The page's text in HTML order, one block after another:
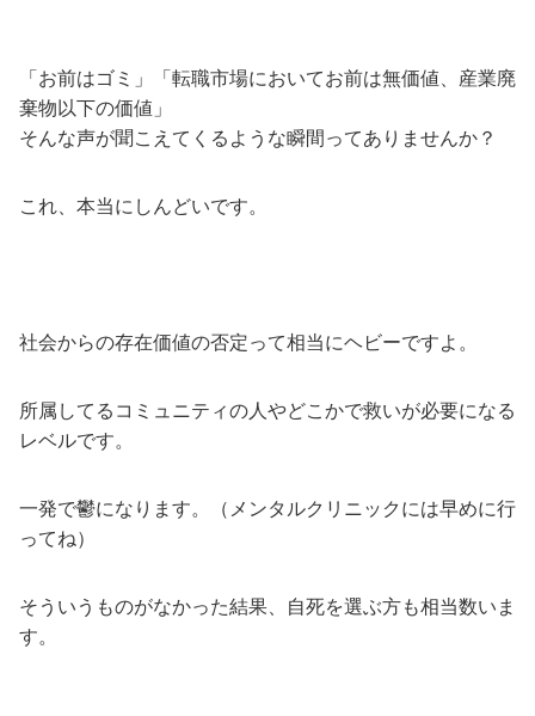
「お前はゴミ」「転職市場においてお前は無価値、産業廃
棄物以下の価値」
そんな声が聞こえてくるような瞬間ってありませんか？
これ、本当にしんどいです。
社会からの存在価値の否定って相当にヘビーですよ。
所属してるコミュニティの人やどこかで救いが必要になる
レベルです。
一発で鬱になります。（メンタルクリニックには早めに行
ってね）
そういうものがなかった結果、自死を選ぶ方も相当数いま
す。